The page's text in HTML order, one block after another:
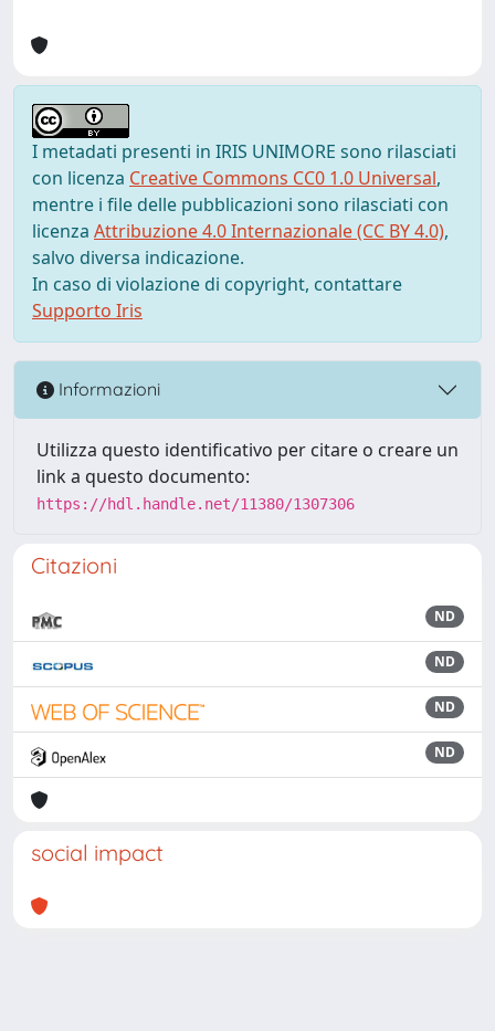
I metadati presenti in IRIS UNIMORE sono rilasciati
con licenza Creative Commons CC0 1.0 Universal,
mentre i file delle pubblicazioni sono rilasciati con
licenza Attribuzione 4.0 Internazionale (CC BY 4.0),
salvo diversa indicazione.
In caso di violazione di copyright, contattare
Supporto Iris
Informazioni
Utilizza questo identificativo per citare o creare un
link a questo documento:
https://hdl.handle.net/11380/1307306
Citazioni
ND
ND
ND
ND
social impact